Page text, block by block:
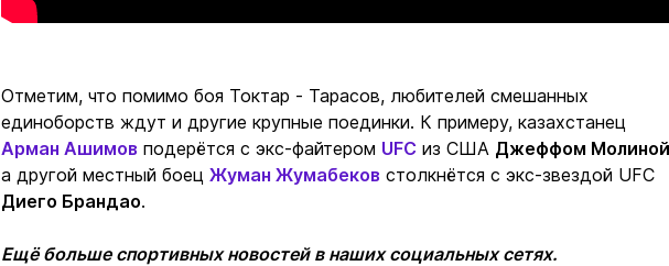
Отметим, что помимо боя Токтар - Тарасов, любителей смешанных
единоборств ждут и другие крупные поединки. К примеру, казахстанец
Арман Ашимов подерётся с экс-файтером UFC из США Джеффом Молиной
а другой местный боец Жуман Жумабеков столкнётся с экс-звездой UFC
Диего Брандао.
Ещё больше спортивных новостей в наших социальных сетях.